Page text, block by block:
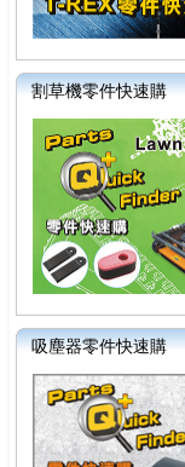
割草機零件快速購
吸塵器零件快速購